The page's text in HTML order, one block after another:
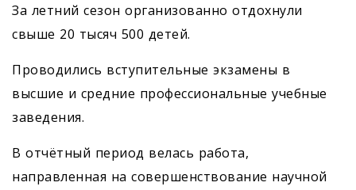
За летний сезон организованно отдохнули
свыше 20 тысяч 500 детей.
Проводились вступительные экзамены в
высшие и средние профессиональные учебные
заведения.
В отчётный период велась работа,
направленная на совершенствование научной